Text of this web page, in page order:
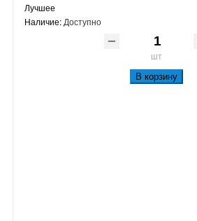
Лучшее
Наличие: Доступно
шт
В корзину